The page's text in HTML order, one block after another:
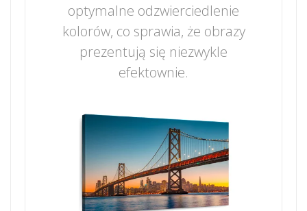
optymalne odzwierciedlenie
kolorów, co sprawia, że obrazy
prezentują się niezwykle
efektownie.